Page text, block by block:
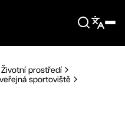
Životní prostředí
sportoviště